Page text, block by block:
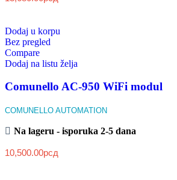
Dodaj u korpu
Bez pregled
Compare
Dodaj na listu želja
Comunello AC-950 WiFi modul
COMUNELLO AUTOMATION
Na lageru - isporuka 2-5 dana
10,500.00рсд